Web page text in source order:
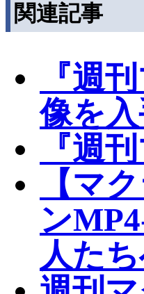
関連記事
『週
像を入
『週
【マ
ン
人た